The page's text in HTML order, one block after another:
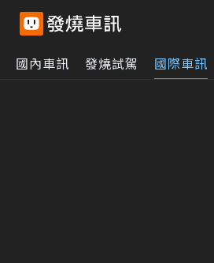
國內車訊 發燒試駕 國際車訊